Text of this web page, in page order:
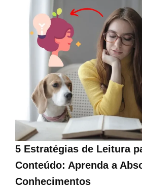
5 Estratégias de Leitura
Conteúdo: Aprenda a
Conhecimentos